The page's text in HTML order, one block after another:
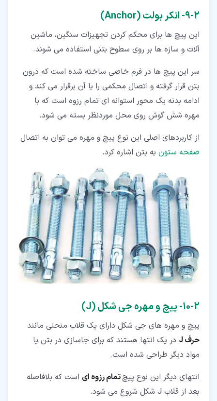
۲‏-‏۹‏- انکر بولت ( Anchor
)
این پیچ ها برای محکم کردن تجهیزات سنگین، ماشین
آلات و سازه ها بر روی سطوح بتنی استفاده می شوند.
سر این پیچ ها در فرم خاصی ساخته شده است که درون
بتن قرار گرفته و اتصال محکمی را با آن برقرار می کند و
ادامه بدنه یک محور استوانه ای تمام رزوه است که با
مهره شش گوش روی محل موردنظر بسته می شود.
از کاربردهای اصلی این نوع پیچ و مهره می توان به اتصال
صفحه ستون به بتن اشاره کرد.
۲‏-‏۱۰‏- پیچ و مهره جی شکل (J)
پیچ و مهره های جی شکل دارای یک قلاب منحنی مانند
حرف J
در یک انتها هستند که برای جاسازی در بتن یا
مواد دیگر طراحی شده است.
انتهای دیگر این نوع پیچتمام رزوه ای است که بلافاصله
بعد از قلاب J شکل شروع می شود.